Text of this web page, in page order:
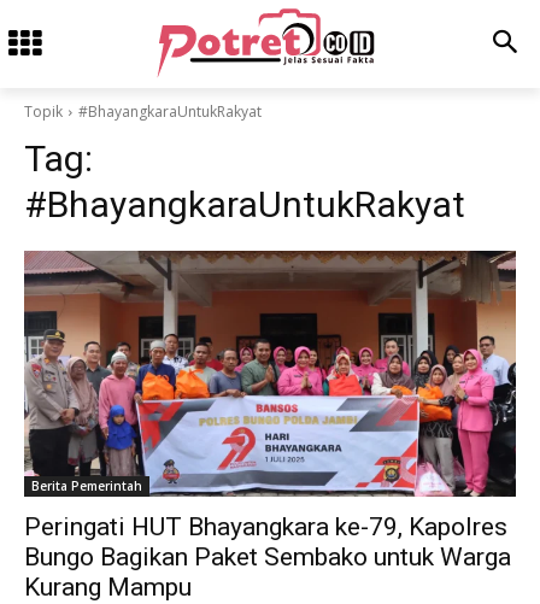
Topik #BhayangkaraUntukRakyat
Tag:
#BhayangkaraUntukRakyat
Berita Pemerintah
Peringati HUT Bhayangkara ke-79, Kapolres
Bungo Bagikan Paket Sembako untuk Warga
Kurang Mampu